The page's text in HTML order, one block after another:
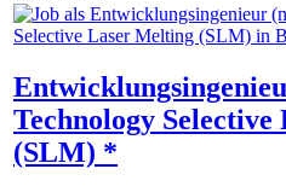
Technology
(SLM) *